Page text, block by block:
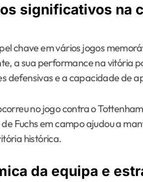
significativos na
chave em vários jogos
a sua performance na vitória
defensivas e a capacidade de
no jogo contra o
Fuchs em campo ajudou a
histórica.
da equipa e